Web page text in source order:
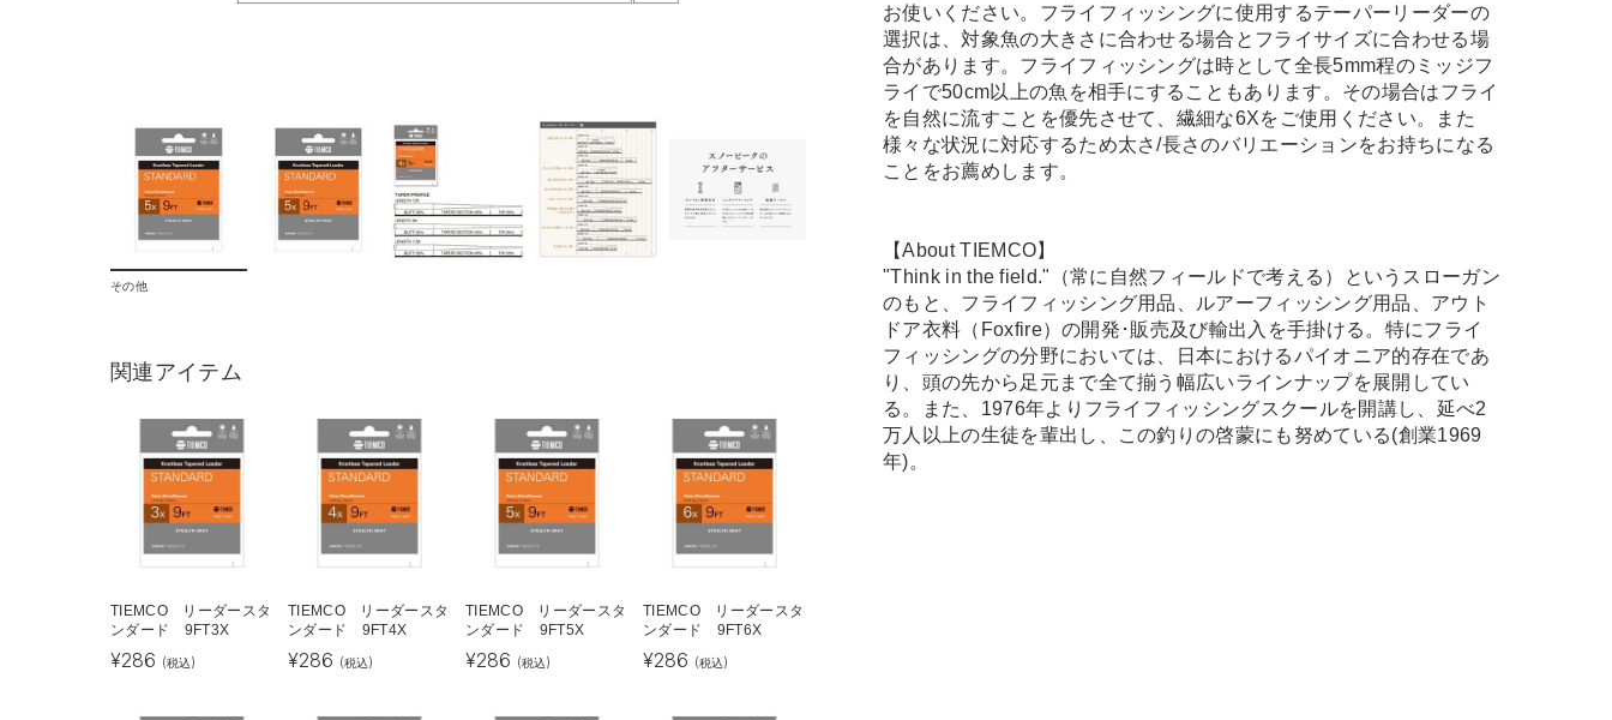
その他
お使いください。フライフィッシングに使用するテーパーリーダーの
選択は、対象魚の大きさに合わせる場合とフライサイズに合わせる場
合があります。フライフィッシングは時として全長5mm程のミッジフ
ライで50cm以上の魚を相手にすることもあります。その場合はフライ
を自然に流すことを優先させて、繊細な6Xをご使用ください。また
様々な状況に対応するため太さ/長さのバリエーションをお持ちになる
ことをお薦めします。
【About TIEMCO】
"Think in the field."（常に自然フィールドで考える）というスローガン
のもと、フライフィッシング用品、ルアーフィッシング用品、アウト
ドア衣料（Foxfire）の開発･販売及び輸出入を手掛ける。特にフライ
フィッシングの分野においては、日本におけるパイオニア的存在であ
り、頭の先から足元まで全て揃う幅広いラインナップを展開してい
る。また、1976年よりフライフィッシングスクールを開講し、延べ2
万人以上の生徒を輩出し、この釣りの啓蒙にも努めている(創業1969
年)。
関連アイテム
TIEMCO リーダースタ
ンダード 9FT3X
¥286 (税込)
TIEMCO リーダースタ
ンダード 9FT4X
¥286 (税込)
TIEMCO リーダースタ
ンダード 9FT5X
¥286 (税込)
TIEMCO リーダースタ
ンダード 9FT6X
¥286 (税込)